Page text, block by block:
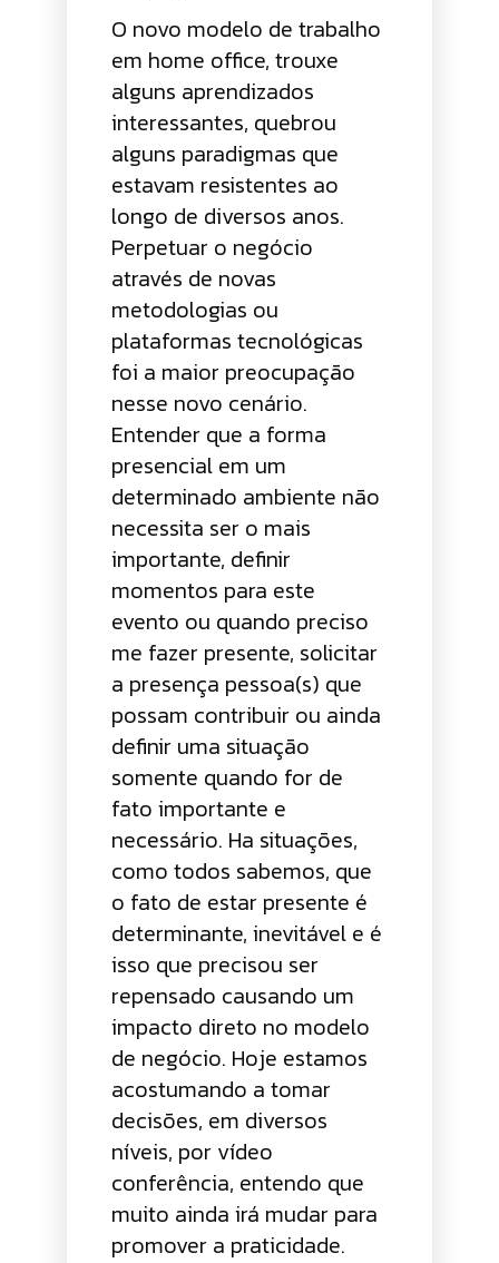
O novo modelo de trabalho
em home office, trouxe
alguns aprendizados
interessantes, quebrou
alguns paradigmas que
estavam resistentes ao
longo de diversos anos.
Perpetuar o negócio
através de novas
metodologias ou
plataformas tecnológicas
foi a maior preocupação
nesse novo cenário.
Entender que a forma
presencial em um
determinado ambiente não
necessita ser o mais
importante, definir
momentos para este
evento ou quando preciso
me fazer presente, solicitar
a presença pessoa(s) que
possam contribuir ou ainda
definir uma situação
somente quando for de
fato importante e
necessário. Ha situações,
como todos sabemos, que
o fato de estar presente é
determinante, inevitável e é
isso que precisou ser
repensado causando um
impacto direto no modelo
de negócio. Hoje estamos
acostumando a tomar
decisões, em diversos
níveis, por vídeo
conferência, entendo que
muito ainda irá mudar para
promover a praticidade.